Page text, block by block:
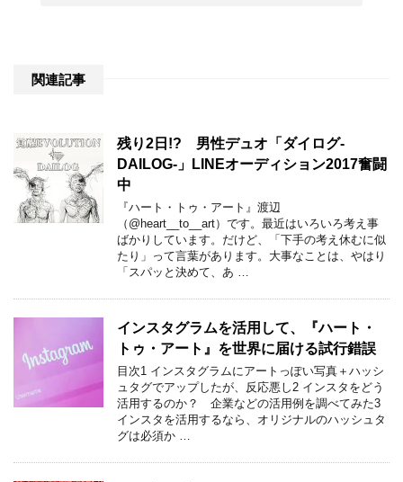
関連記事
残り2日!? 男性デュオ「ダイログ-
DAILOG-」LINEオーディション2017奮闘
中
『ハート・トゥ・アート』渡辺
（@heart__to__art）です。最近はいろいろ考え事
ばかりしています。だけど、「下手の考え休むに似
たり」って言葉があります。大事なことは、やはり
「スパッと決めて、あ …
インスタグラムを活用して、『ハート・
トゥ・アート』を世界に届ける試行錯誤
目次1 インスタグラムにアートっぽい写真＋ハッシ
ュタグでアップしたが、反応悪し2 インスタをどう
活用するのか？ 企業などの活用例を調べてみた3
インスタを活用するなら、オリジナルのハッシュタ
グは必須か …